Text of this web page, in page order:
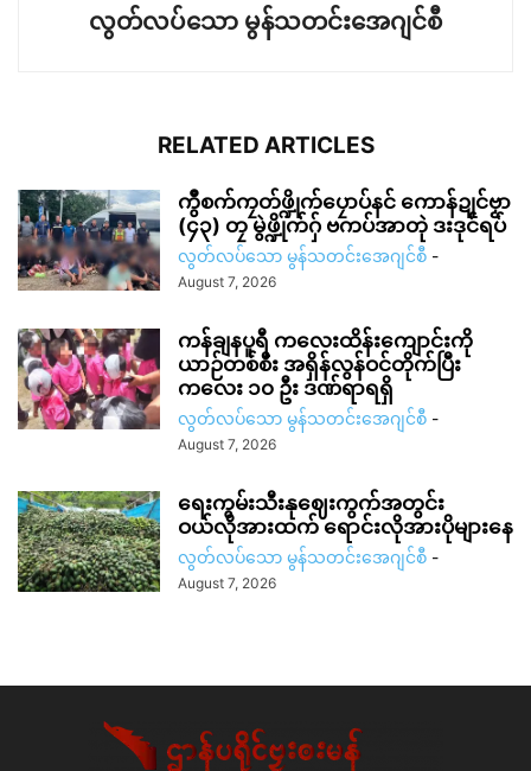
လွတ်လပ်သော မွန်သတင်းအေဂျင်စီ
RELATED ARTICLES
ကွဳစက်ကၠတ်ဖ္ဍိုက်ပၠောပ်နင် ကောန်ဍုင်ဗၟာ
(၄၃) တၠ မွဲဖ္ဍိုက်ဂှ် ဗကပ်အာတုဲ ဒးဒုင်ရပ်
လွတ်လပ်သော မွန်သတင်းအေဂျင်စီ -
August 7, 2026
ကန်ချနပူရီ ကလေးထိန်းကျောင်းကို
ယာဉ်တစ်စီး အရှိန်လွန်ဝင်တိုက်ပြီး
ကလေး ၁၀ ဦး ဒဏ်ရာရရှိ
လွတ်လပ်သော မွန်သတင်းအေဂျင်စီ -
August 7, 2026
ရေးကွမ်းသီးနုဈေးကွက်အတွင်း
ဝယ်လိုအားထက် ရောင်းလိုအားပိုများနေ
လွတ်လပ်သော မွန်သတင်းအေဂျင်စီ -
August 7, 2026